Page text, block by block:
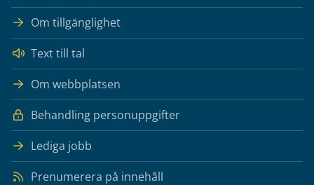
Om tillgänglighet
Text till tal
Om webbplatsen
Behandling personuppgifter
Lediga jobb
Prenumerera på innehåll